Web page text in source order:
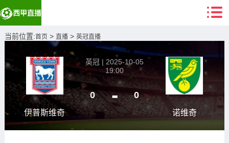
当前位置:首页> 直播> 英冠直播
伊普斯维奇
英冠 | 2025-10-05
19:00
0 - 0
诺维奇